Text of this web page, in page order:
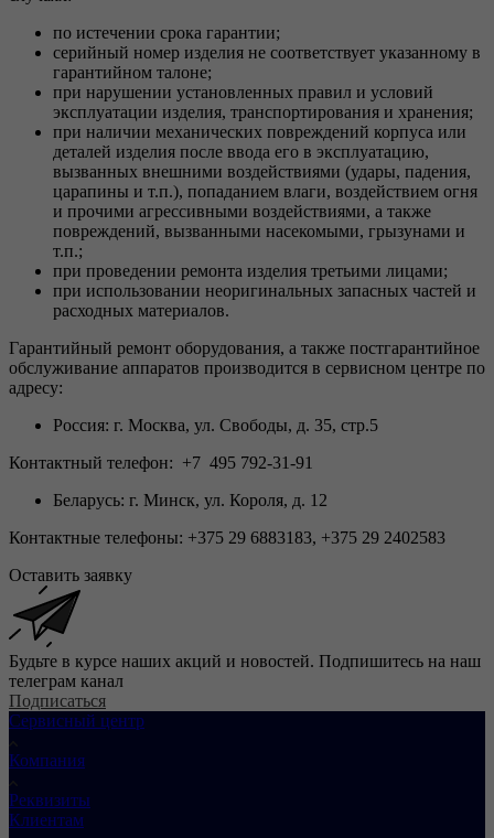
по истечении срока гарантии;
серийный номер изделия не соответствует указанному в
гарантийном талоне;
при нарушении установленных правил и условий
эксплуатации изделия, транспортирования и хранения;
при наличии механических повреждений корпуса или
деталей изделия после ввода его в эксплуатацию,
вызванных внешними воздействиями (удары, падения,
царапины и т.п.), попаданием влаги, воздействием огня
и прочими агрессивными воздействиями, а также
повреждений, вызванными насекомыми, грызунами и
т.п.;
при проведении ремонта изделия третьими лицами;
при использовании неоригинальных запасных частей и
расходных материалов.
Гарантийный ремонт оборудования, а также постгарантийное
обслуживание аппаратов производится в сервисном центре по
адресу:
Россия: г. Москва, ул. Свободы, д. 35, стр.5
Контактный телефон: +7 495 792-31-91
Беларусь: г. Минск, ул. Короля, д. 12
Контактные телефоны: +375 29 6883183, +375 29 2402583
Оставить заявку
Будьте в курсе наших акций и новостей. Подпишитесь на наш
телеграм канал
Подписаться
Сервисный центр
Компания
Реквизиты
Клиентам